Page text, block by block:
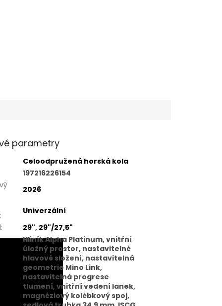
parametry
Celoodpružená horská kola
197216226154
2026
:
Univerzální
: 29", 29"/27,5"
Hliník Alpha Platinum, vnitřní
úložný prostor, nastavitelné
hlavové složení, nastavitelná
geometrie Mino Link,
nastavitelná progrese
tlumení, vnitřní vedení lanek,
magnéziový kolébkový spoj,